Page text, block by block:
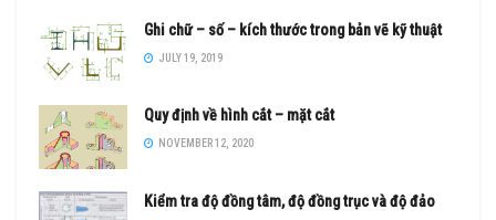
Ghi chữ – số – kích thước trong bản vẽ kỹ thuật
JULY 19, 2019
Quy định về hình cắt – mặt cắt
NOVEMBER 12, 2020
Kiểm tra độ đồng tâm, độ đồng trục và độ đảo